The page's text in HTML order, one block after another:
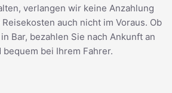
verlangen wir keine Anzahlung
auch nicht im Voraus. Ob
Bar, bezahlen Sie nach Ankunft an
bei Ihrem Fahrer.